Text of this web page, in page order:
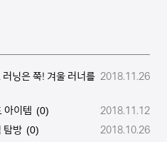
닝은 쭉! 겨울 러너를 2018.11.26
아이템 (0)
2018.11.12
탐방 (0)
2018.10.26